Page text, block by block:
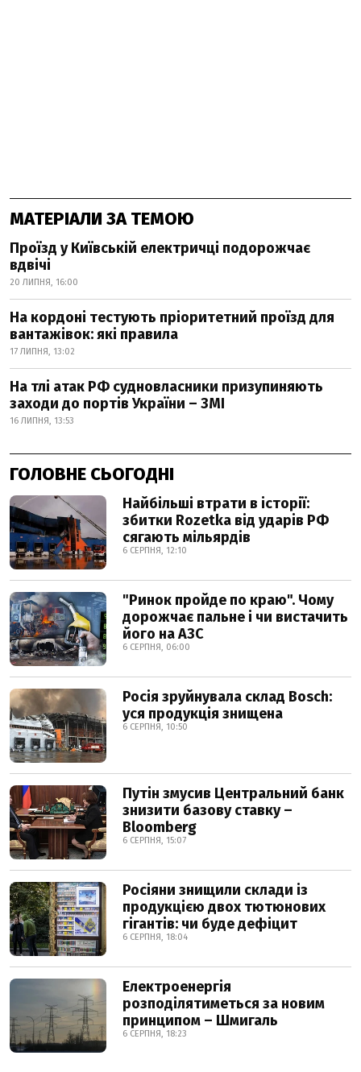
МАТЕРІАЛИ ЗА ТЕМОЮ
Проїзд у Київській електричці подорожчає
вдвічі
20 ЛИПНЯ, 16:00
На кордоні тестують пріоритетний проїзд для
вантажівок: які правила
17 ЛИПНЯ, 13:02
На тлі атак РФ судновласники призупиняють
заходи до портів України – ЗМІ
16 ЛИПНЯ, 13:53
ГОЛОВНЕ СЬОГОДНІ
Найбільші втрати в історії:
збитки Rozetka від ударів РФ
сягають мільярдів
6 СЕРПНЯ, 12:10
"Ринок пройде по краю". Чому
дорожчає пальне і чи вистачить
його на АЗС
6 СЕРПНЯ, 06:00
Росія зруйнувала склад Bosch:
уся продукція знищена
6 СЕРПНЯ, 10:50
Путін змусив Центральний банк
знизити базову ставку –
Bloomberg
6 СЕРПНЯ, 15:07
Росіяни знищили склади із
продукцією двох тютюнових
гігантів: чи буде дефіцит
6 СЕРПНЯ, 18:04
Електроенергія
розподілятиметься за новим
принципом – Шмигаль
6 СЕРПНЯ, 18:23